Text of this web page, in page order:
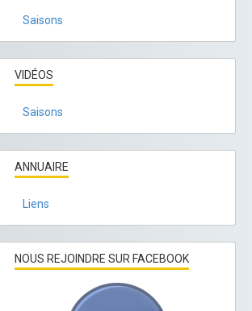
Saisons
VIDÉOS
Saisons
ANNUAIRE
Liens
NOUS REJOINDRE SUR FACEBOOK